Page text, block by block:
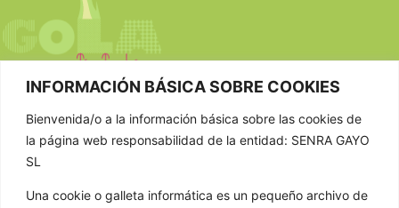
INFORMACIÓN BÁSICA SOBRE COOKIES
Bienvenida/o a la información básica sobre las cookies de
la página web responsabilidad de la entidad: SENRA GAYO
SL
Una cookie o galleta informática es un pequeño archivo de
CONTACTAR
981 807 404
603 652 555